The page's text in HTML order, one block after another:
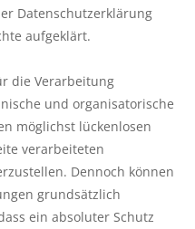
Datenschutzerklärung
aufgeklärt.
die Verarbeitung
und organisatorische
möglichst lückenlosen
verarbeiteten
Dennoch können
grundsätzlich
ein absoluter Schutz